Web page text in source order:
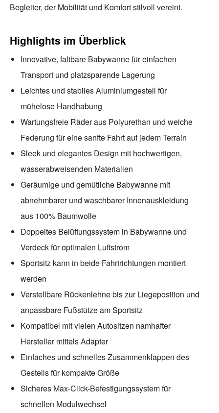
Begleiter, der Mobilität und Komfort stilvoll vereint.
Highlights im Überblick
Innovative, faltbare Babywanne für einfachen
Transport und platzsparende Lagerung
Leichtes und stabiles Aluminiumgestell für
mühelose Handhabung
Wartungsfreie Räder aus Polyurethan und weiche
Federung für eine sanfte Fahrt auf jedem Terrain
Sleek und elegantes Design mit hochwertigen,
wasserabweisenden Materialien
Geräumige und gemütliche Babywanne mit
abnehmbarer und waschbarer Innenauskleidung
aus 100% Baumwolle
Doppeltes Belüftungssystem in Babywanne und
Verdeck für optimalen Luftstrom
Sportsitz kann in beide Fahrtrichtungen montiert
werden
Verstellbare Rückenlehne bis zur Liegeposition und
anpassbare Fußstütze am Sportsitz
Kompatibel mit vielen Autositzen namhafter
Hersteller mittels Adapter
Einfaches und schnelles Zusammenklappen des
Gestells für kompakte Größe
Sicheres Max-Click-Befestigungssystem für
schnellen Modulwechsel